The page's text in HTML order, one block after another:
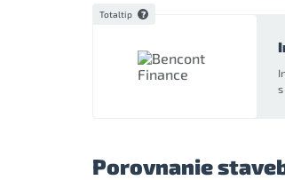
Totaltip
Porovnanie